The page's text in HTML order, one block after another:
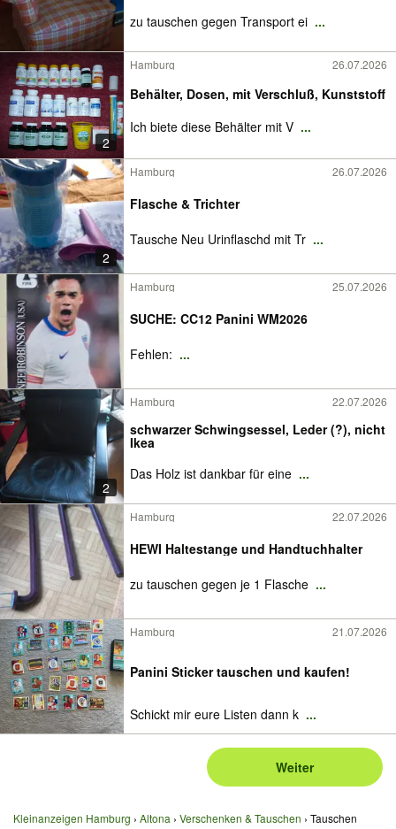
zu tauschen gegen Transport ei ...
2
Hamburg 26.07.2026
Behälter, Dosen, mit Verschluß, Kunststoff
Ich biete diese Behälter mit V ...
2
Hamburg 26.07.2026
Flasche & Trichter
Tausche Neu Urinflaschd mit Tr ...
Hamburg 25.07.2026
SUCHE: CC12 Panini WM2026
Fehlen: ...
2
Hamburg 22.07.2026
schwarzer Schwingsessel, Leder (?), nicht
Ikea
Das Holz ist dankbar für eine ...
Hamburg 22.07.2026
HEWI Haltestange und Handtuchhalter
zu tauschen gegen je 1 Flasche ...
Hamburg 21.07.2026
Panini Sticker tauschen und kaufen!
Schickt mir eure Listen dann k ...
Weiter
Kleinanzeigen Hamburg Altona Verschenken & Tauschen Tauschen